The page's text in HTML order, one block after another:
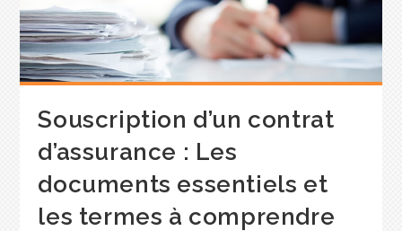
Souscription d’un contrat
d’assurance : Les
documents essentiels et
les termes à comprendre